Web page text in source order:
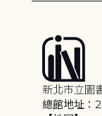
新北市立圖
總館地址：